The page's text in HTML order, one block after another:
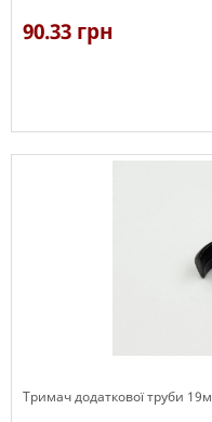
90.33 грн
Тримач додаткової труби